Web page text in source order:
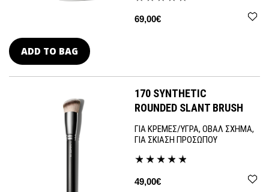
69,00€
ADD TO BAG
170 SYNTHETIC
ROUNDED SLANT BRUSH
ΓΙΑ ΚΡΕΜΕΣ/ΥΓΡΑ, ΟΒΑΛ ΣΧΗΜΑ,
ΓΙΑ ΣΚΙΑΣΗ ΠΡΟΣΩΠΟΥ
49,00€